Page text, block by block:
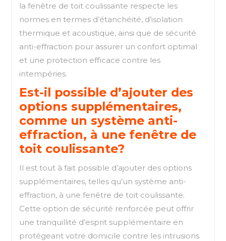
la fenêtre de toit coulissante respecte les
normes en termes d’étanchéité, d’isolation
thermique et acoustique, ainsi que de sécurité
anti-effraction pour assurer un confort optimal
et une protection efficace contre les
intempéries.
Est-il possible d’ajouter des
options supplémentaires,
comme un système anti-
effraction, à une fenêtre de
toit coulissante?
Il est tout à fait possible d’ajouter des options
supplémentaires, telles qu’un système anti-
effraction, à une fenêtre de toit coulissante.
Cette option de sécurité renforcée peut offrir
une tranquillité d’esprit supplémentaire en
protégeant votre domicile contre les intrusions